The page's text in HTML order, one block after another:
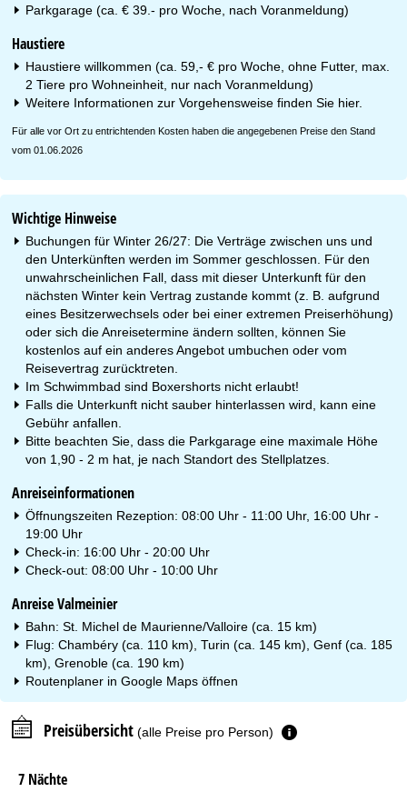
Parkgarage (ca. € 39.- pro Woche, nach Voranmeldung)
Haustiere
Haustiere willkommen (ca. 59,- € pro Woche, ohne Futter, max.
2 Tiere pro Wohneinheit, nur nach Voranmeldung)
Weitere Informationen zur Vorgehensweise finden Sie hier.
Für alle vor Ort zu entrichtenden Kosten haben die angegebenen Preise den Stand
vom 01.06.2026
Wichtige Hinweise
Buchungen für Winter 26/27: Die Verträge zwischen uns und
den Unterkünften werden im Sommer geschlossen. Für den
unwahrscheinlichen Fall, dass mit dieser Unterkunft für den
nächsten Winter kein Vertrag zustande kommt (z. B. aufgrund
eines Besitzerwechsels oder bei einer extremen Preiserhöhung)
oder sich die Anreisetermine ändern sollten, können Sie
kostenlos auf ein anderes Angebot umbuchen oder vom
Reisevertrag zurücktreten.
Im Schwimmbad sind Boxershorts nicht erlaubt!
Falls die Unterkunft nicht sauber hinterlassen wird, kann eine
Gebühr anfallen.
Bitte beachten Sie, dass die Parkgarage eine maximale Höhe
von 1,90 - 2 m hat, je nach Standort des Stellplatzes.
Anreiseinformationen
Öffnungszeiten Rezeption: 08:00 Uhr - 11:00 Uhr, 16:00 Uhr -
19:00 Uhr
Check-in: 16:00 Uhr - 20:00 Uhr
Check-out: 08:00 Uhr - 10:00 Uhr
Anreise Valmeinier
Bahn: St. Michel de Maurienne/Valloire (ca. 15 km)
Flug: Chambéry (ca. 110 km), Turin (ca. 145 km), Genf (ca. 185
km), Grenoble (ca. 190 km)
Routenplaner inGoogle Maps öffnen
Preisübersicht (alle Preise pro Person)
7 Nächte